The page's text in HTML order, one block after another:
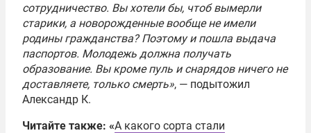
сотрудничество. Вы хотели бы, чтоб вымерли
старики, а новорожденные вообще не имели
родины гражданства? Поэтому и пошла выдача
паспортов. Молодежь должна получать
образование. Вы кроме пуль и снарядов ничего не
доставляете, только смерть», — подытожил
Александр К.
Читайте также: «А какого сорта стали